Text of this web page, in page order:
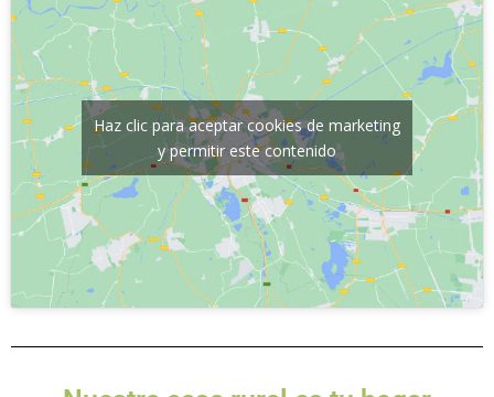
Haz clic para aceptar cookies de marketing
y permitir este contenido